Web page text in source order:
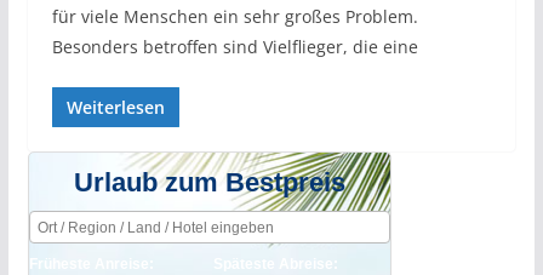
für viele Menschen ein sehr großes Problem.
Besonders betroffen sind Vielflieger, die eine
Weiterlesen
Urlaub zum Bestpreis
Früheste Anreise: Späteste Abreise: